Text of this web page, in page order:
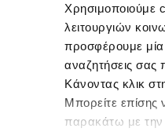
Χρησιμοποιούμε
λειτουργιών
προσφέρουμε μία
αναζητήσεις σας
Κάνοντας κλικ
Μπορείτε επίσης
παρακάτω με την